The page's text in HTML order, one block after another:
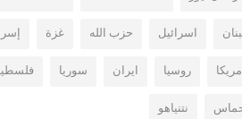
اسرائيل حزب الله غزة
روسيا ايران سوريا
نتنياهو